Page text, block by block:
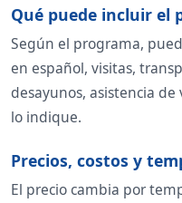
Qué puede incluir el
Según el programa,
en español, visitas,
desayunos, asistencia
lo indique.
Precios, costos y
El precio cambia por